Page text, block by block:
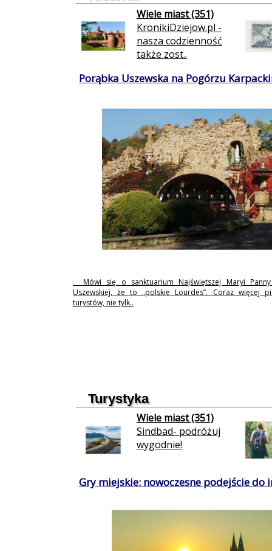
Wiele miast (351)
KronikiDziejow.pl -
nasza codzienność
także zost..
Porąbka Uszewska na Pogórzu
Mówi się o sanktuarium Najświętszej Maryi
Uszewskiej, że to „polskie Lourdes”. Coraz więcej
turystów, nie tylk..
Turystyka
Wiele miast (351)
Sindbad- podróżuj
wygodnie!
Gry miejskie: nowoczesne podejście do